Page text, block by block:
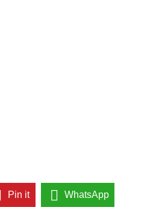
Pin it WhatsApp